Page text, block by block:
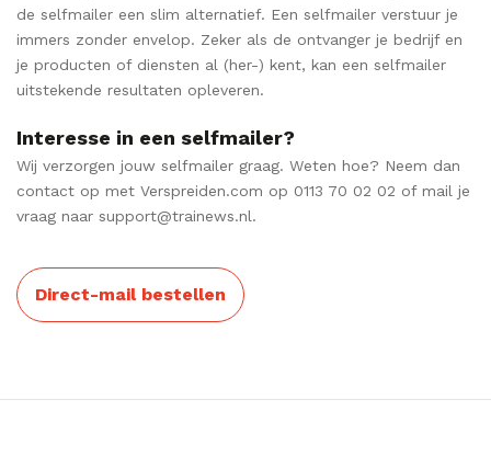
de selfmailer een slim alternatief. Een selfmailer verstuur je
immers zonder envelop. Zeker als de ontvanger je bedrijf en
je producten of diensten al (her-) kent, kan een selfmailer
uitstekende resultaten opleveren.
Interesse in een selfmailer?
Wij verzorgen jouw selfmailer graag. Weten hoe? Neem dan
contact op met Verspreiden.com op 0113 70 02 02 of mail je
vraag naar support@trainews.nl.
Direct-mail bestellen